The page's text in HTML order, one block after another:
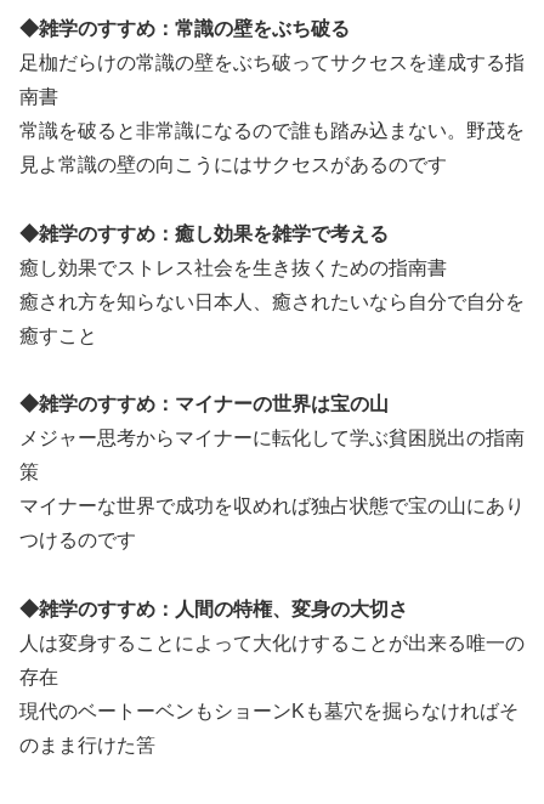
◆雑学のすすめ：常識の壁をぶち破る
足枷だらけの常識の壁をぶち破ってサクセスを達成する指
南書
常識を破ると非常識になるので誰も踏み込まない。野茂を
見よ常識の壁の向こうにはサクセスがあるのです
◆雑学のすすめ：癒し効果を雑学で考える
癒し効果でストレス社会を生き抜くための指南書
癒され方を知らない日本人、癒されたいなら自分で自分を
癒すこと
◆雑学のすすめ：マイナーの世界は宝の山
メジャー思考からマイナーに転化して学ぶ貧困脱出の指南
策
マイナーな世界で成功を収めれば独占状態で宝の山にあり
つけるのです
◆雑学のすすめ：人間の特権、変身の大切さ
人は変身することによって大化けすることが出来る唯一の
存在
現代のベートーベンもショーンKも墓穴を掘らなければそ
のまま行けた筈